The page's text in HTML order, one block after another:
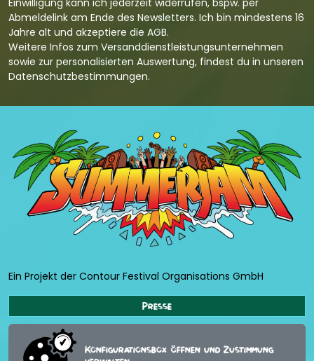
Einwilligung kann ich jederzeit widerrufen, bspw. per
Abmeldelink am Ende des Newsletters. Ich bin mindestens 16
Jahre alt und akzeptiere die AGB.
Weitere Infos zum Versanddienstleistungsunternehmen
sowie zur personalisierten Auswertung, findest du in unseren
Datenschutzbestimmungen.
Ein Projekt der Contour Festival Organisations GmbH
Presse
Konfigurationsbox öffnen und Zustimmung